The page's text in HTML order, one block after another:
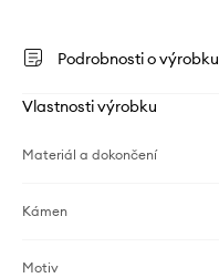
Podrobnosti o výrobku
Vlastnosti výrobku
Materiál a dokončení
Kámen
Motiv